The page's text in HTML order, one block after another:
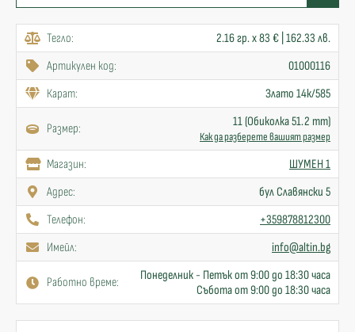
Тегло:
2.16 гр. x 83 € | 162.33 лв.
Артикулен код:
01000116
Карат:
Злато 14к/585
Размер: 11 (Обиколка 51.2 mm)
Как да разберете вашият размер
Mагазин:
ШУМЕН 1
Адрес:
бул Славянски 5
Телефон:
+359878812300
Имейл:
info@altin.bg
Работно време:
Понеделник - Петък от 9:00 до 18:30 часа
Събота от 9:00 до 18:30 часа